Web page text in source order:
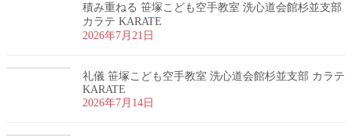
積み重ねる 笹塚こども空手教室 洗心道会館杉並支部
カラテ KARATE
2026年7月21日
礼儀 笹塚こども空手教室 洗心道会館杉並支部 カラテ
KARATE
2026年7月14日